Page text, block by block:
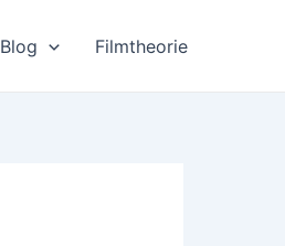
Blog Filmtheorie